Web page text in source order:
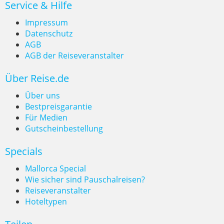
Service & Hilfe
Impressum
Datenschutz
AGB
AGB der Reiseveranstalter
Über Reise.de
Über uns
Bestpreisgarantie
Für Medien
Gutscheinbestellung
Specials
Mallorca Special
Wie sicher sind Pauschalreisen?
Reiseveranstalter
Hoteltypen